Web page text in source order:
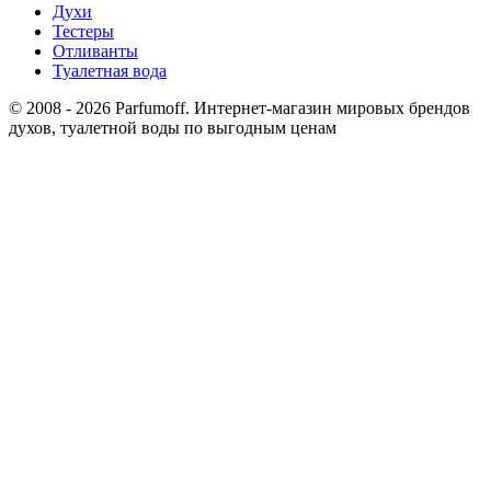
Духи
Тестеры
Отливанты
Туалетная вода
© 2008 - 2026 Parfumoff. Интернет-магазин мировых брендов
духов, туалетной воды по выгодным ценам